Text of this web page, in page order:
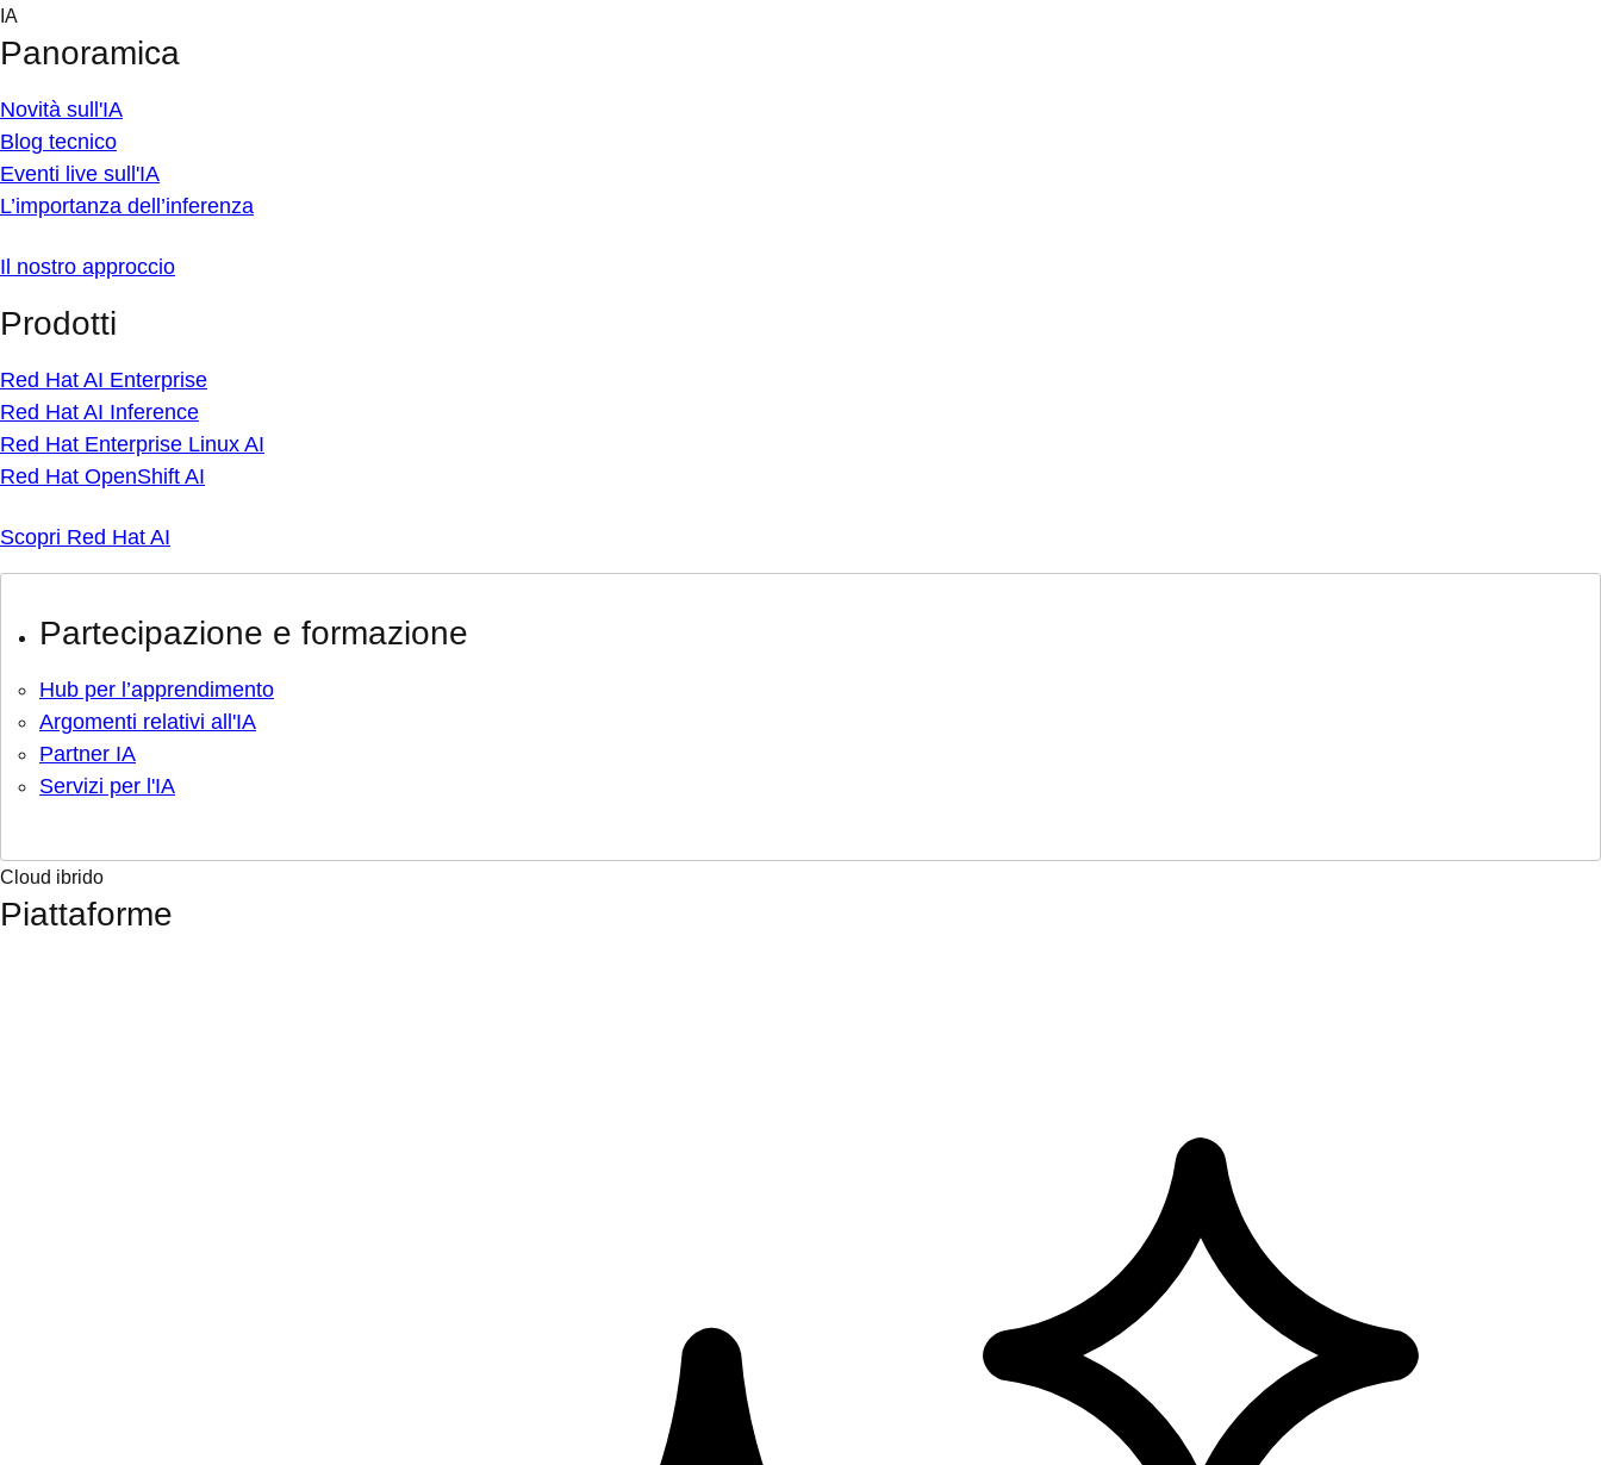
Skip
content
IA
Panoramica
Novità sull'IA
Blog tecnico
Eventi live sull'IA
L’importanza dell’inferenza
Il nostro approccio
Prodotti
Red Hat AI Enterprise
Red Hat AI Inference
Red Hat Enterprise Linux AI
Red Hat OpenShift AI
Scopri Red Hat AI
Partecipazione e formazione
Hub per l’apprendimento
Argomenti relativi all'IA
Partner IA
Servizi per l'IA
Cloud ibrido
Piattaforme